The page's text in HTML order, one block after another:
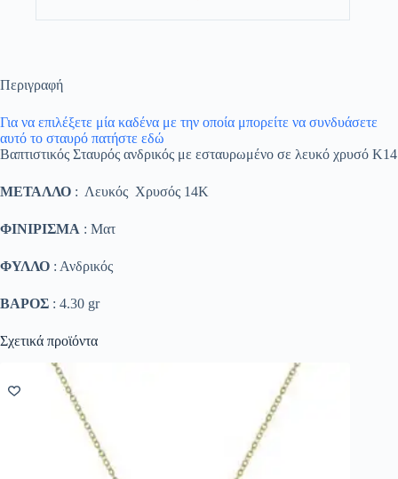
Περιγραφή
Για να επιλέξετε μία καδένα με την οποία μπορείτε να συνδυάσετε
αυτό το σταυρό πατήστε εδώ
Βαπτιστικός Σταυρός ανδρικός με εσταυρωμένο σε λευκό χρυσό K14
ΜΕΤΑΛΛΟ : Λευκός Χρυσός 14K
ΦΙΝΙΡΙΣΜΑ : Ματ
ΦΥΛΛΟ : Ανδρικός
ΒΑΡΟΣ : 4.30 gr
Σχετικά προϊόντα